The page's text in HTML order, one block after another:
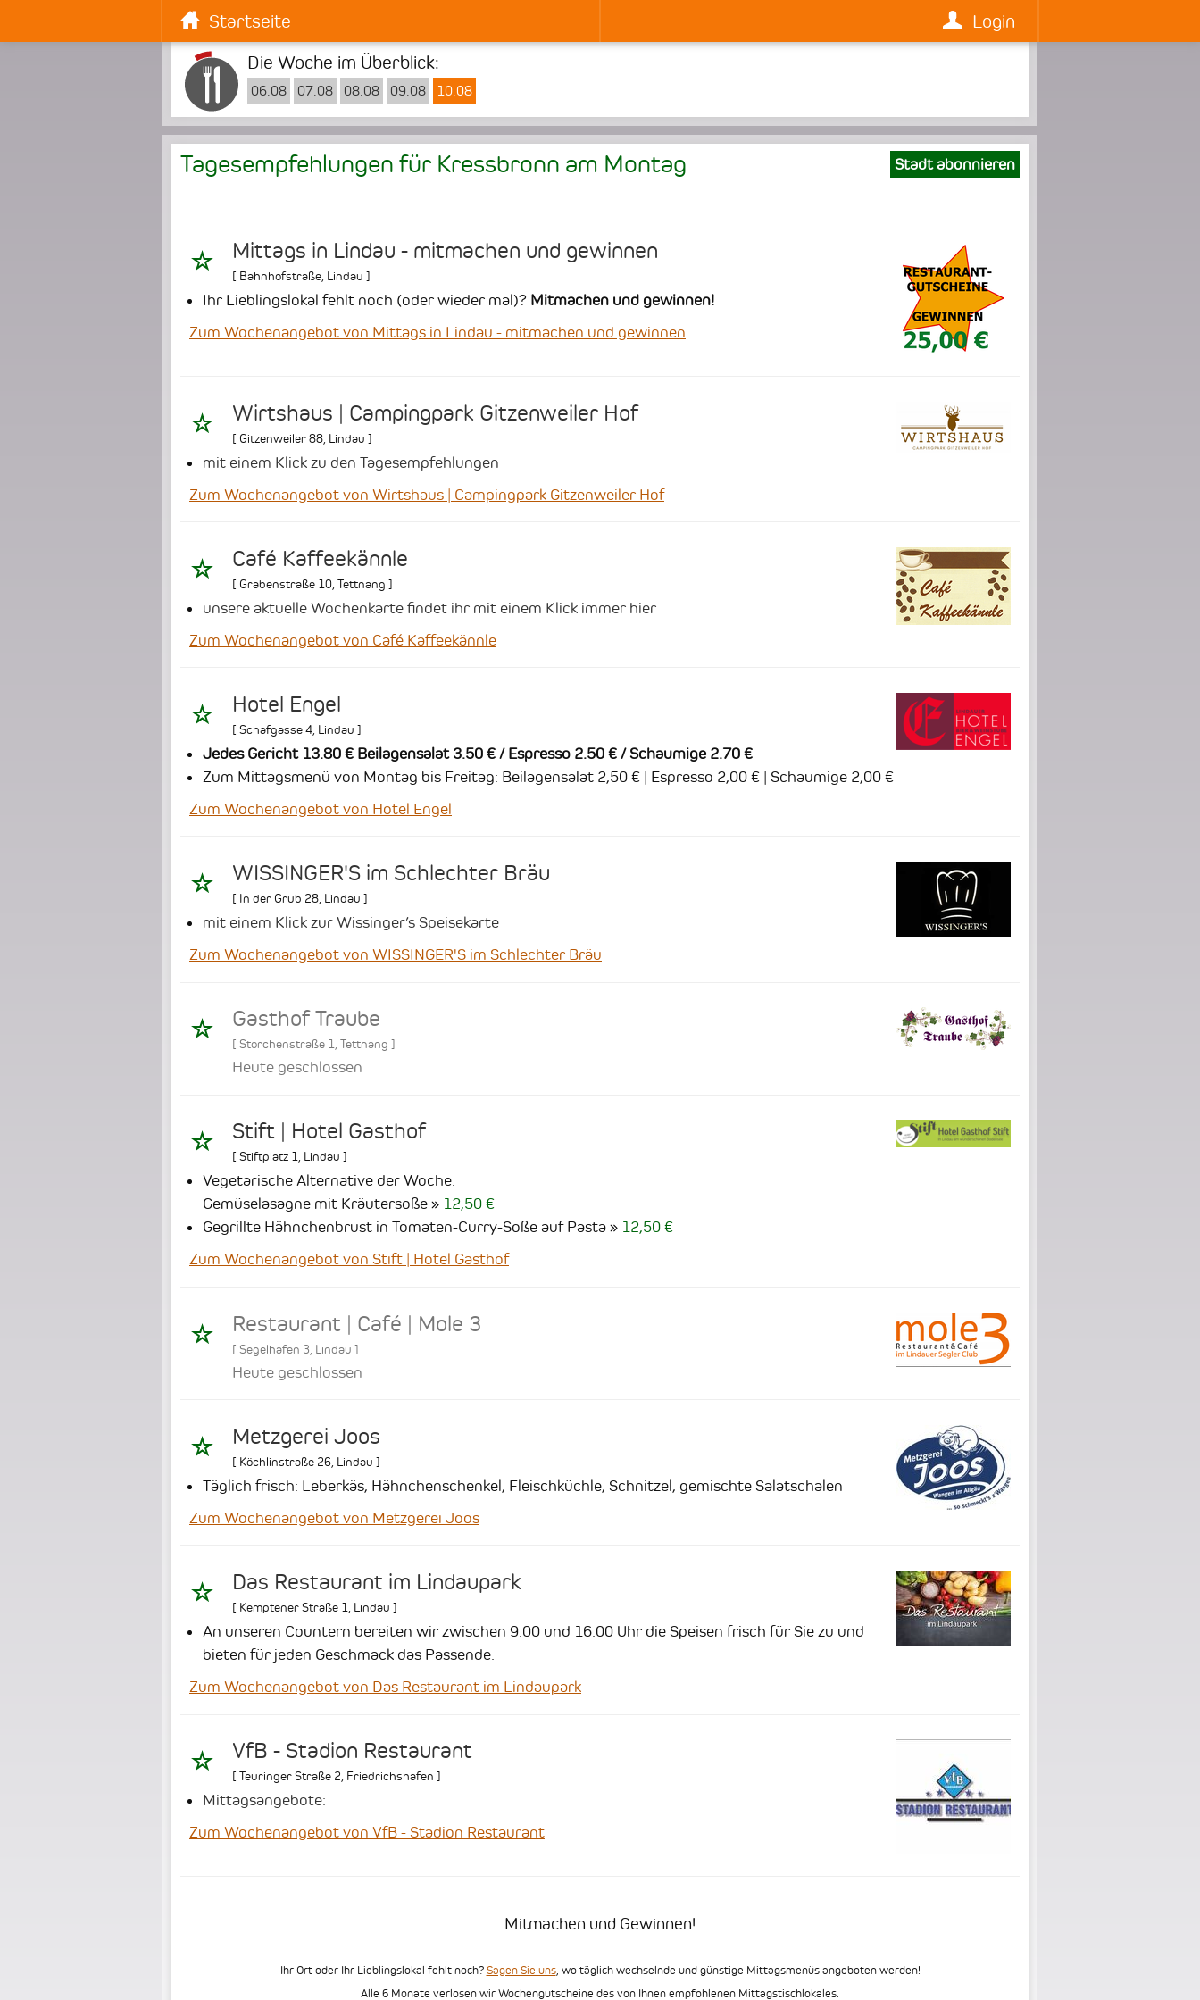
Startseite
Login
Die Woche im Überblick:
06.08 07.08 08.08 09.08 10.08
Stadt abonnieren
Tagesempfehlungen für Kressbronn am Montag
Mittags in Lindau - mitmachen und gewinnen
[ Bahnhofstraße, Lindau ]
Ihr Lieblingslokal fehlt noch (oder wieder mal)? Mitmachen und gewinnen!
Zum Wochenangebot von Mittags in Lindau - mitmachen und gewinnen
Wirtshaus | Campingpark Gitzenweiler Hof
[ Gitzenweiler 88 Lindau ]
mit einem Klick zu den Tagesempfehlungen
Zum Wochenangebot von Wirtshaus | Campingpark Gitzenweiler Hof
Café Kaffeekännle
[ Grabenstraße 10 Tettnang ]
unsere aktuelle Wochenkarte findet ihr mit einem Klick immer hier
Zum Wochenangebot von Café Kaffeekännle
Hotel Engel
[ Schafgasse 4 Lindau ]
Jedes Gericht 13.80 € Beilagensalat 3.50 € / Espresso 2.50 € / Schaumige 2.70 €
Zum Mittagsmenü von Montag bis Freitag: Beilagensalat 2,50 € | Espresso 2,00 € | Schaumige 2,00 €
Zum Wochenangebot von Hotel Engel
WISSINGER'S im Schlechter Bräu
[ In der Grub 28 Lindau ]
mit einem Klick zur Wissinger’s Speisekarte
Zum Wochenangebot von WISSINGER'S im Schlechter Bräu
Gasthof Traube
[ Storchenstraße 1, Tettnang ]
Heute geschlossen
Stift | Hotel Gasthof
[ Stiftplatz 1, Lindau ]
Vegetarische Alternative der Woche:
Gemüselasagne mit Kräutersoße
12,50 €
Gegrillte Hähnchenbrust in Tomaten-Curry-Soße auf Pasta
12,50 €
Zum Wochenangebot von Stift | Hotel Gasthof
Restaurant | Café | Mole 3
[ Segelhafen 3 Lindau ]
Heute geschlossen
Metzgerei Joos
[ Köchlinstraße 26 Lindau ]
Täglich frisch: Leberkäs, Hähnchenschenkel, Fleischküchle, Schnitzel, gemischte Salatschalen
Zum Wochenangebot von Metzgerei Joos
Das Restaurant im Lindaupark
[ Kemptener Straße 1 Lindau ]
An unseren Countern bereiten wir zwischen 9.00 und 16.00 Uhr die Speisen frisch für Sie zu und
bieten für jeden Geschmack das Passende.
Zum Wochenangebot von Das Restaurant im Lindaupark
VfB - Stadion Restaurant
[ Teuringer Straße 2 Friedrichshafen ]
Mittagsangebote:
Zum Wochenangebot von VfB - Stadion Restaurant
Mitmachen und Gewinnen!
Ihr Ort oder Ihr Lieblingslokal fehlt noch? Sagen Sie uns, wo täglich wechselnde und günstige Mittagsmenüs angeboten werden!
Alle 6 Monate verlosen wir Wochengutscheine des von Ihnen empfohlenen Mittagstischlokales.